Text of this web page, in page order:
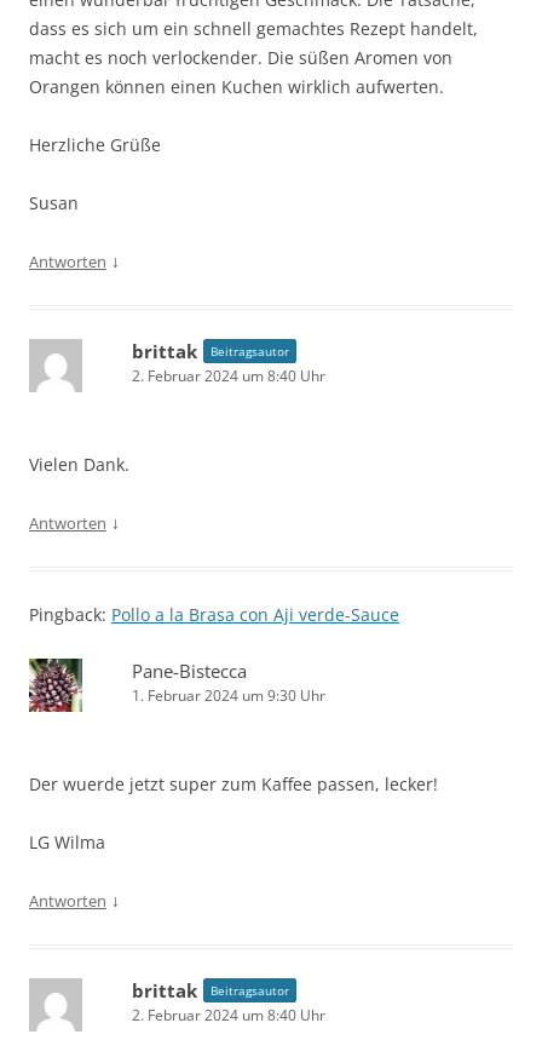
dass es sich um ein schnell gemachtes Rezept handelt,
macht es noch verlockender. Die süßen Aromen von
Orangen können einen Kuchen wirklich aufwerten.
Herzliche Grüße
Susan
Antworten ↓
brittak Beitragsautor
2. Februar 2024 um 8:40 Uhr
Vielen Dank.
Antworten ↓
Pingback: Pollo a la Brasa con Aji verde-Sauce
Pane-Bistecca
1. Februar 2024 um 9:30 Uhr
Der wuerde jetzt super zum Kaffee passen, lecker!
LG Wilma
Antworten ↓
brittak Beitragsautor
2. Februar 2024 um 8:40 Uhr